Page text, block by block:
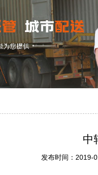
中
发布时间：2019-